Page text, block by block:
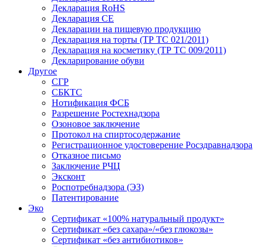
Декларация RoHS
Декларация СЕ
Декларации на пищевую продукцию
Декларация на торты (ТР ТС 021/2011)
Декларация на косметику (ТР ТС 009/2011)
Декларирование обуви
Другое
СГР
СБКТС
Нотификация ФСБ
Разрешение Ростехнадзора
Озоновое заключение
Протокол на спиртосодержание
Регистрационное удостоверение Росздравнадзора
Отказное письмо
Заключение РЧЦ
Эксконт
Роспотребнадзора (ЭЗ)
Патентирование
Эко
Сертификат «100% натуральный продукт»
Сертификат «без сахара»/«без глюкозы»
Сертификат «без антибиотиков»